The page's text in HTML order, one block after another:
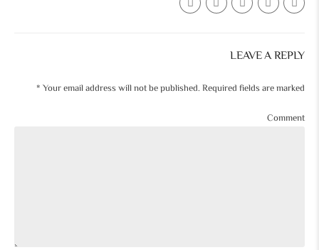
LEAVE A REPLY
Your email address will not be published. Required fields are marked *
Comment